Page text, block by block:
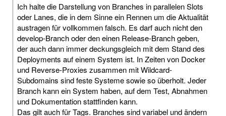
Ich halte die Darstellung von Branches in parallelen Slots
oder Lanes, die in dem Sinne ein Rennen um die Aktualität
austragen für vollkommen falsch. Es darf auch nicht den
develop-Branch oder den einen Release-Branch geben,
der auch dann immer deckungsgleich mit dem Stand des
Deployments auf einem System ist. In Zeiten von Docker
und Reverse-Proxies zusammen mit Wildcard-
Subdomains sind feste Systeme sowie so überholt. Jeder
Branch kann ein System haben, auf dem Test, Abnahmen
und Dokumentation stattfinden kann.
Das gilt auch für Tags. Branches sind variabel und ändern